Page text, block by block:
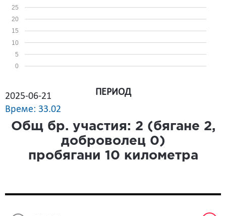
0
5
10
15
20
25
2025-06-21
Време: 33.02
ПЕРИОД
Общ бр. участия: 2 (бягане 2,
доброволец 0)
пробягани 10 километра